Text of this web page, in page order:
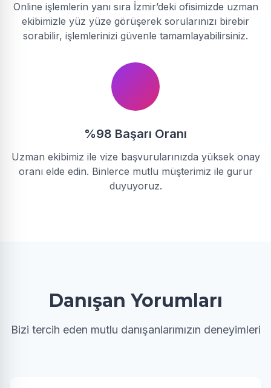
Online işlemlerin yanı sıra İzmir’deki ofisimizde uzman
ekibimizle yüz yüze görüşerek sorularınızı birebir
sorabilir, işlemlerinizi güvenle tamamlayabilirsiniz.
%98 Başarı Oranı
Uzman ekibimiz ile vize başvurularınızda yüksek onay
oranı elde edin. Binlerce mutlu müşterimiz ile gurur
duyuyoruz.
Danışan Yorumları
Bizi tercih eden mutlu danışanlarımızın deneyimleri